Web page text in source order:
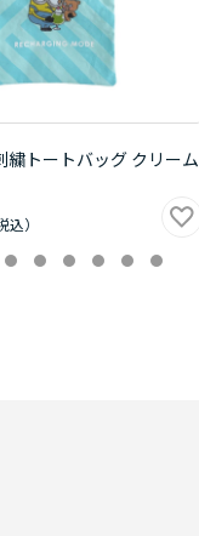
トートバッグ クリーム